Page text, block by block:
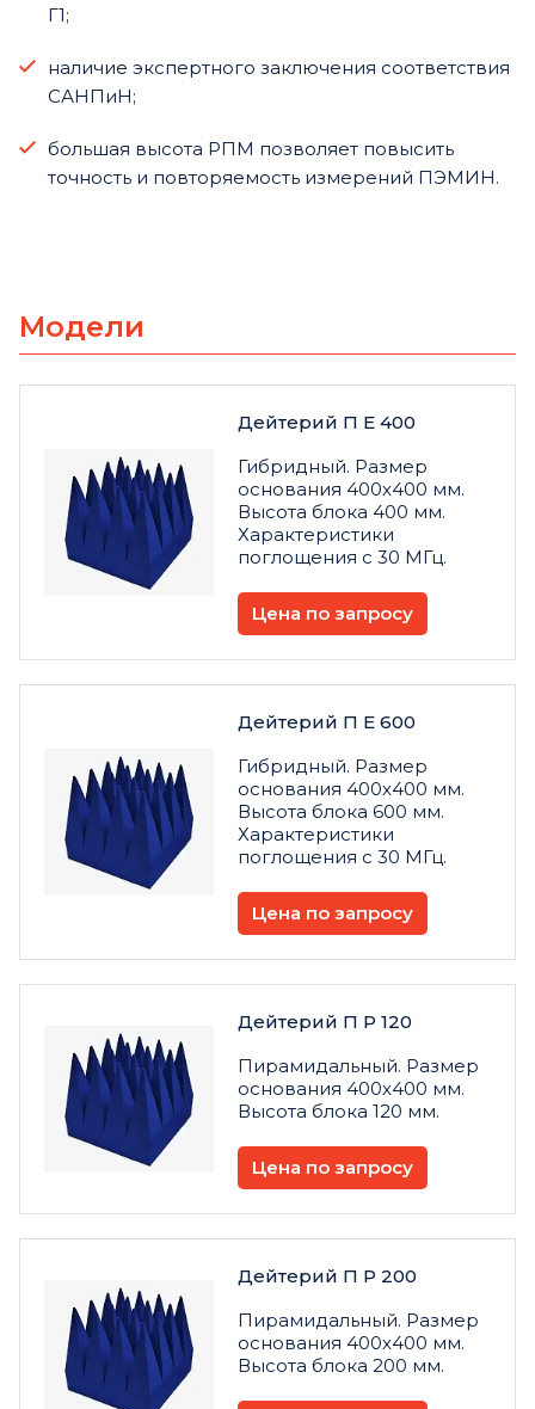
Г1;
наличие экспертного заключения соответствия
САНПиН;
большая высота РПМ позволяет повысить
точность и повторяемость измерений ПЭМИН.
Модели
Дейтерий П Е 400
Гибридный. Размер
основания 400х400 мм.
Высота блока 400 мм.
Характеристики
поглощения с 30 МГц.
Цена по запросу
Дейтерий П Е 600
Гибридный. Размер
основания 400х400 мм.
Высота блока 600 мм.
Характеристики
поглощения с 30 МГц.
Цена по запросу
Дейтерий П Р 120
Пирамидальный. Размер
основания 400х400 мм.
Высота блока 120 мм.
Цена по запросу
Дейтерий П Р 200
Пирамидальный. Размер
основания 400х400 мм.
Высота блока 200 мм.